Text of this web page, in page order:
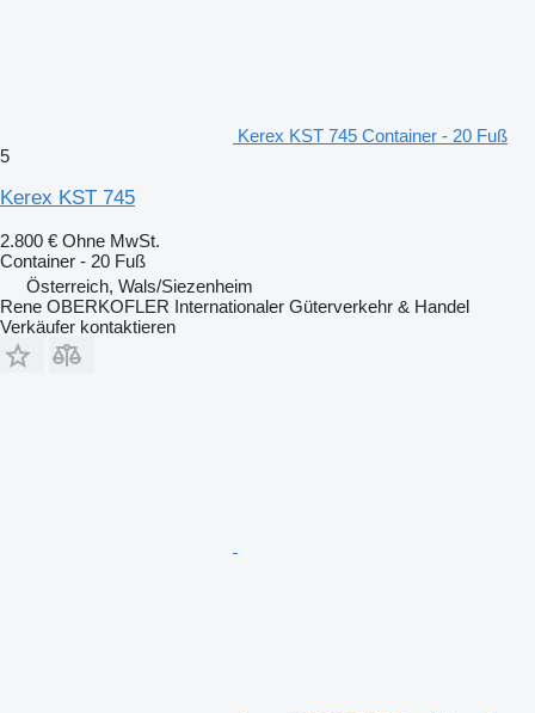
Kerex KST 745 Container - 20 Fuß
5
Kerex KST 745
2.800 € Ohne MwSt.
Container - 20 Fuß
Österreich, Wals/Siezenheim
Rene OBERKOFLER Internationaler Güterverkehr & Handel
Verkäufer kontaktieren